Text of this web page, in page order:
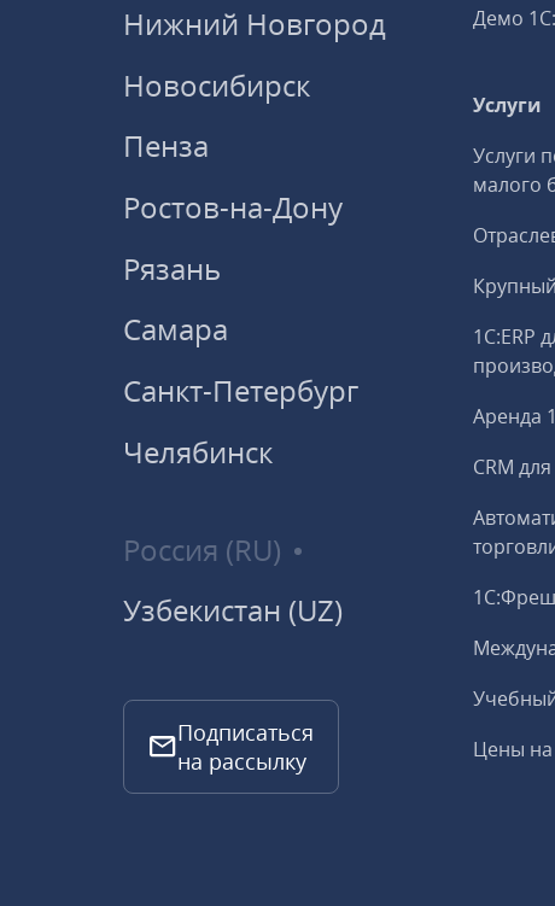
Нижний Новгород
Новосибирск
Пенза
Ростов-на-Дону
Рязань
Самара
Санкт-Петербург
Челябинск
Россия (RU)
Узбекистан (UZ)
Подписаться
на рассылку
Демо
Услуги
Услуги
малого
1С:ERP
Аренда
CRM
1С:Фреш
Цены на